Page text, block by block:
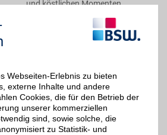
und köstlichen Momenten
Zum Partnerprofil
Gutschein
Zum Partnerprofil
Webseiten-Erlebnis zu bieten
externe Inhalte und andere
Cookies, die für den Betrieb der
unserer kommerziellen
sind, sowie solche, die
zu Statistik- und